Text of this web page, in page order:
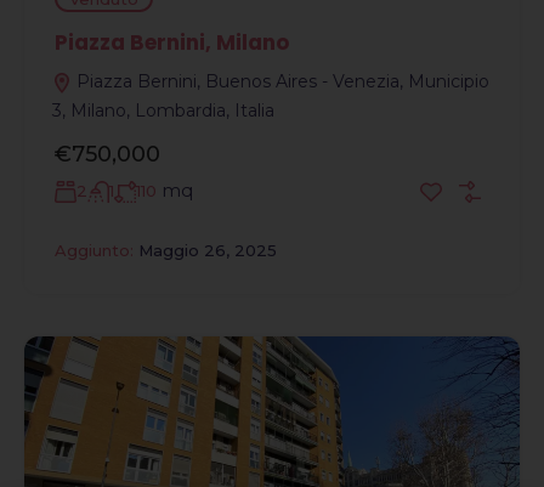
Piazza Bernini, Milano
Piazza Bernini, Buenos Aires - Venezia, Municipio
3, Milano, Lombardia, Italia
€750,000
2 1 110 mq
Aggiunto: Maggio 26, 2025